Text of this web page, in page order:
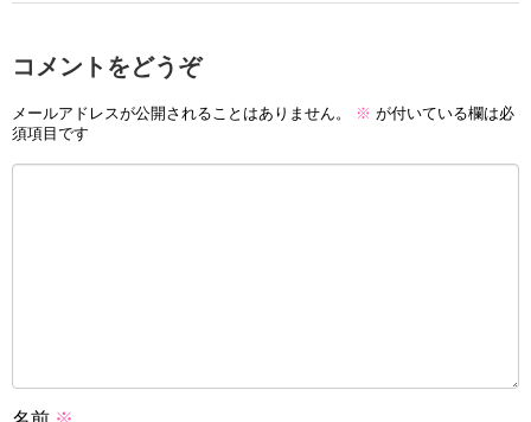
コメントをどうぞ
メールアドレスが公開されることはありません。 ※ が付いている欄は必
須項目です